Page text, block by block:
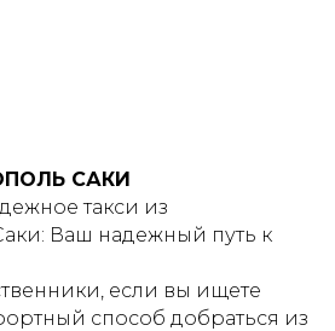
САКИ
такси из
Ваш надежный путь к
если вы ищете
способ добраться из